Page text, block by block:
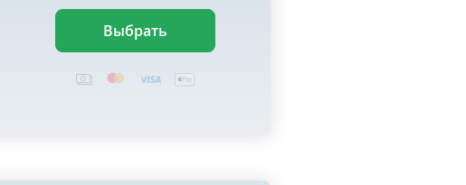
Выбрать